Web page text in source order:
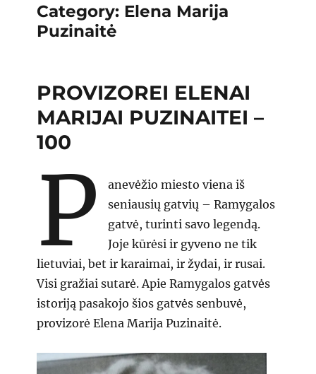
Category: Elena Marija
Puzinaitė
PROVIZOREI ELENAI
MARIJAI PUZINAITEI –
100
P
anevėžio miesto viena iš
seniausių gatvių – Ramygalos
gatvė, turinti savo legendą.
Joje kūrėsi ir gyveno ne tik
lietuviai, bet ir karaimai, ir žydai, ir rusai.
Visi gražiai sutarė. Apie Ramygalos gatvės
istoriją pasakojo šios gatvės senbuvė,
provizorė Elena Marija Puzinaitė.